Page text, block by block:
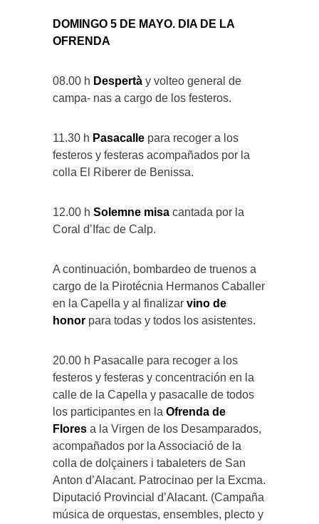
DOMINGO 5 DE MAYO. DIA DE LA
OFRENDA
08.00 h Despertà y volteo general de
campa- nas a cargo de los festeros.
11.30 h Pasacalle para recoger a los
festeros y festeras acompañados por la
colla El Riberer de Benissa.
12.00 h Solemne misa cantada por la
Coral d’Ifac de Calp.
A continuación, bombardeo de truenos a
cargo de la Pirotécnia Hermanos Caballer
en la Capella y al finalizar vino de
honor para todas y todos los asistentes.
20.00 h Pasacalle para recoger a los
festeros y festeras y concentración en la
calle de la Capella y pasacalle de todos
los participantes en la Ofrenda de
Flores a la Virgen de los Desamparados,
acompañados por la Associació de la
colla de dolçainers i tabaleters de San
Anton d’Alacant. Patrocinao per la Excma.
Diputació Provincial d’Alacant. (Campaña
música de orquestas, ensembles, plecto y